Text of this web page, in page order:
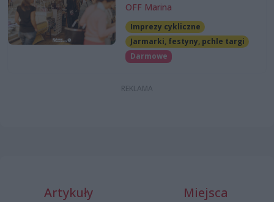
OFF Marina
Imprezy cykliczne
Jarmarki, festyny, pchle targi
Darmowe
Artykuły Miejsca